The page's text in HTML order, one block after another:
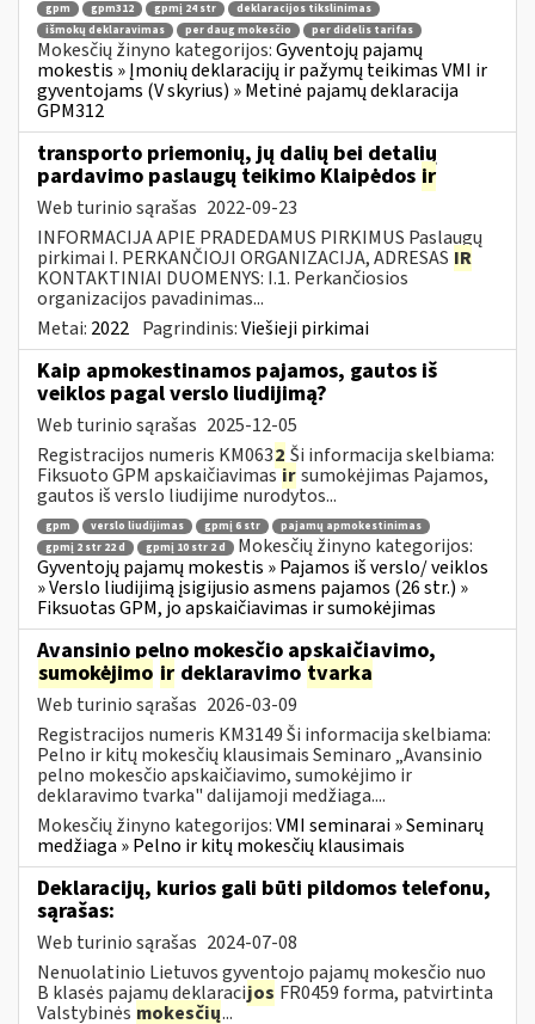
gpm gpm312 gpmį 24 str
deklaracijos tikslinimas
išmokų deklaravimas
per daug mokesčio per didelis tarifas
Mokesčių žinyno kategorijos:Gyventojų pajamų
mokestis » Įmonių deklaracijų ir pažymų teikimas VMI ir
gyventojams (V skyrius) » Metinė pajamų deklaracija
GPM312
transporto priemonių, jų dalių bei detalių
pardavimo paslaugų teikimo Klaipėdos ir
Web turinio sąrašas 2022-09-23
INFORMACIJA APIE PRADEDAMUS PIRKIMUS Paslaugų
pirkimai I. PERKANČIOJI ORGANIZACIJA, ADRESAS IR
KONTAKTINIAI DUOMENYS: I.1. Perkančiosios
organizacijos pavadinimas...
Metai: 2022 Pagrindinis:Viešieji pirkimai
Kaip apmokestinamos pajamos, gautos iš
veiklos pagal verslo liudijimą?
Web turinio sąrašas 2025-12-05
Registracijos numeris KM0632 Ši informacija skelbiama:
Fiksuoto GPM apskaičiavimasirsumokėjimas Pajamos,
gautos iš verslo liudijime nurodytos...
gpm verslo liudijimas gpmį 6 str
pajamų apmokestinimas
gpmį 2 str 22 d
gpmį 10 str 2 d
Mokesčių žinyno kategorijos:
Gyventojų pajamų mokestis » Pajamos iš verslo/ veiklos
» Verslo liudijimą įsigijusio asmens pajamos (26 str.) »
Fiksuotas GPM, jo apskaičiavimas ir sumokėjimas
Avansinio pelno mokesčio apskaičiavimo,
sumokėjimo ir deklaravimo tvarka
Web turinio sąrašas 2026-03-09
Registracijos numeris KM3149 Ši informacija skelbiama:
Pelno ir kitų mokesčių klausimais Seminaro „Avansinio
pelno mokesčio apskaičiavimo, sumokėjimo ir
deklaravimo tvarka" dalijamoji medžiaga....
Mokesčių žinyno kategorijos:VMI seminarai » Seminarų
medžiaga » Pelno ir kitų mokesčių klausimais
Deklaracijų, kurios gali būti pildomos telefonu,
sąrašas:
Web turinio sąrašas 2024-07-08
Nenuolatinio Lietuvos gyventojo pajamų mokesčio nuo
B klasės pajamų deklaracijos FR0459 forma, patvirtinta
Valstybinės mokesčių...